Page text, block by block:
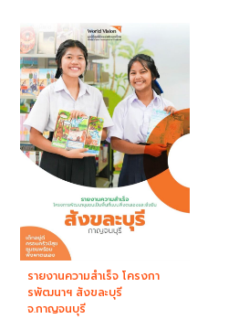
รายงานความสำเร็จ โครงกา
รพัฒนาฯ สังขละบุรี
จ.กาญจนบุรี